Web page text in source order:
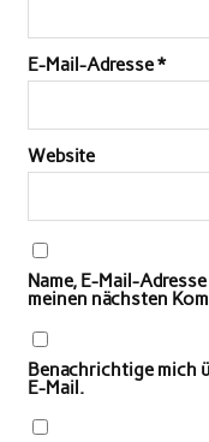
E-Mail-Adresse*
Website
Name, E-Mail-
meinen nächsten
Benachrichtige mich
E-Mail.